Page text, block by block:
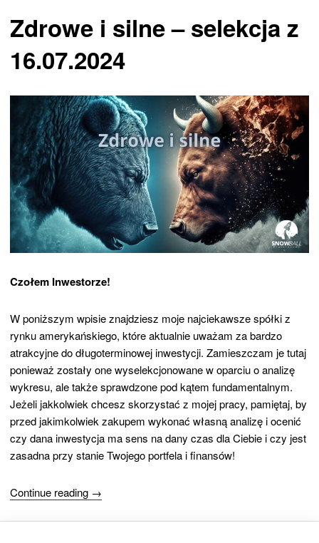
Zdrowe i silne – selekcja z
16.07.2024
Czołem Inwestorze!
W poniższym wpisie znajdziesz moje najciekawsze spółki z
rynku amerykańskiego, które aktualnie uważam za bardzo
atrakcyjne do długoterminowej inwestycji. Zamieszczam je tutaj
ponieważ zostały one wyselekcjonowane w oparciu o analizę
wykresu, ale także sprawdzone pod kątem fundamentalnym.
Jeżeli jakkolwiek chcesz skorzystać z mojej pracy, pamiętaj, by
przed jakimkolwiek zakupem wykonać własną analizę i ocenić
czy dana inwestycja ma sens na dany czas dla Ciebie i czy jest
zasadna przy stanie Twojego portfela i finansów!
Continue reading →